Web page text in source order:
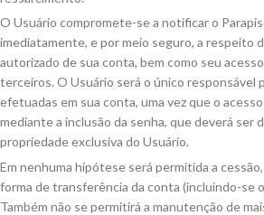
O Usuário compromete-se a notificar o
imediatamente, e por meio seguro, a respeito
autorizado de sua conta, bem como seu
terceiros. O Usuário será o único responsável
efetuadas em sua conta, uma vez que o
mediante a inclusão da senha, que deverá ser
propriedade exclusiva do Usuário.
Em nenhuma hipótese será permitida a
forma de transferência da conta (incluindo-se
Também não se permitirá a manutenção de